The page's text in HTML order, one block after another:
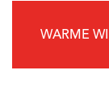
WARME